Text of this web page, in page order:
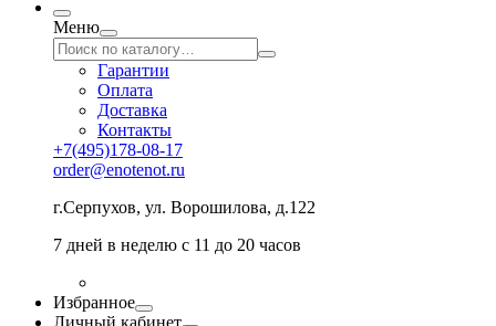
Меню
Гарантии
Оплата
Доставка
Контакты
+7(495)178-08-17
order@enotenot.ru
г.Серпухов, ул. Ворошилова, д.122
7 дней в неделю с 11 до 20 часов
Избранное
Личный кабинет